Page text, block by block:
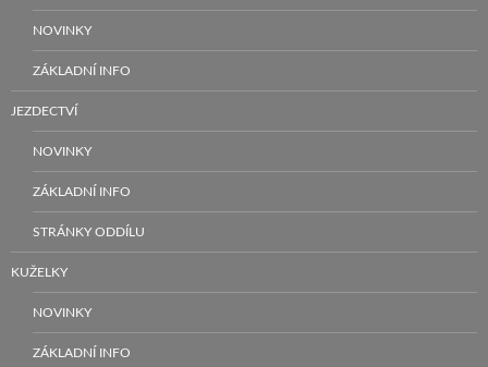
NOVINKY
ZÁKLADNÍ INFO
JEZDECTVÍ
NOVINKY
ZÁKLADNÍ INFO
STRÁNKY ODDÍLU
KUŽELKY
NOVINKY
ZÁKLADNÍ INFO